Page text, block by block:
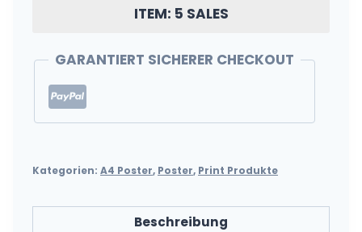
ITEM: 5 SALES
GARANTIERT SICHERER CHECKOUT
Kategorien: A4 Poster, Poster, Print Produkte
Beschreibung